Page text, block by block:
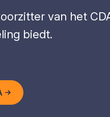
van het
biedt.